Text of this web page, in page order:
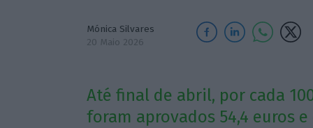
Mónica Silvares
20 Maio 2026
Até final de abril, por cada
foram aprovados 54,4 euros